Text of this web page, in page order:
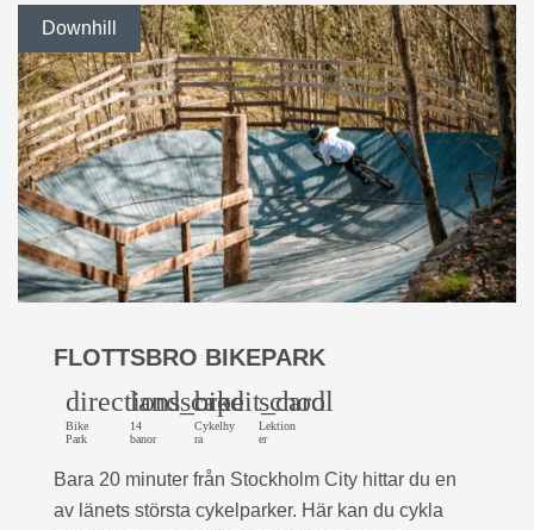
Downhill
FLOTTSBRO BIKEPARK
directions_bike
Bike
Park
landscape
14
banor
credit_card
Cykelhy
ra
school
Lektion
er
Bara 20 minuter från Stockholm City hittar du en
av länets största cykelparker. Här kan du cykla